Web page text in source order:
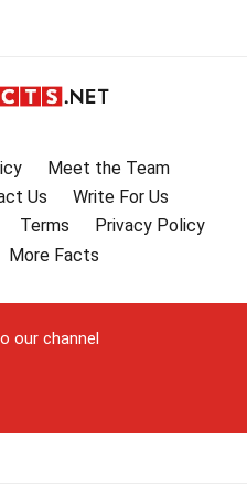
Meet the Team
Us
Write For Us
Terms
Privacy Policy
More Facts
our channel